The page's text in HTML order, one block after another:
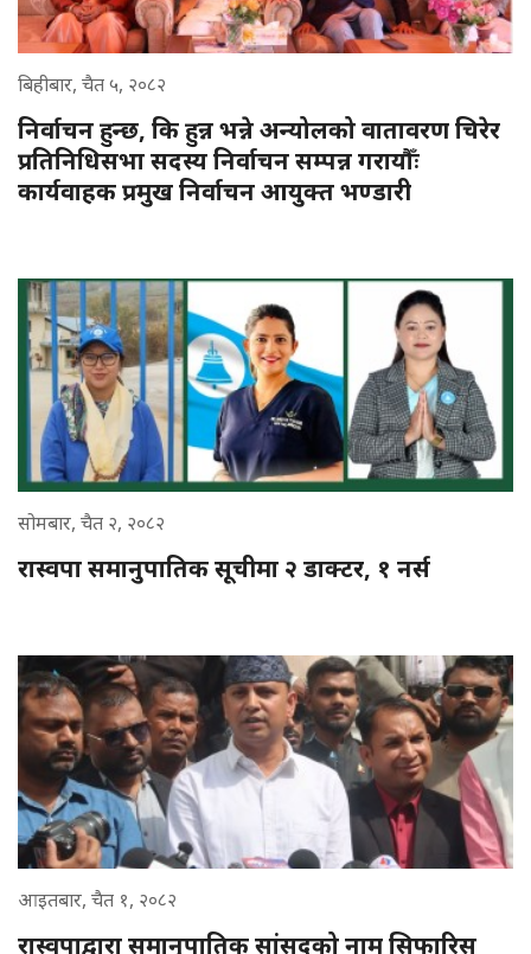
बिहीबार, चैत ५, २०८२
निर्वाचन हुन्छ, कि हुन्न भन्ने अन्योलको वातावरण चिरेर
प्रतिनिधिसभा सदस्य निर्वाचन सम्पन्न गरायौँः
कार्यवाहक प्रमुख निर्वाचन आयुक्त भण्डारी
सोमबार, चैत २, २०८२
रास्वपा समानुपातिक सूचीमा २ डाक्टर, १ नर्स
आइतबार, चैत १, २०८२
रास्वपाद्वारा समानुपातिक सांसदको नाम सिफारिस